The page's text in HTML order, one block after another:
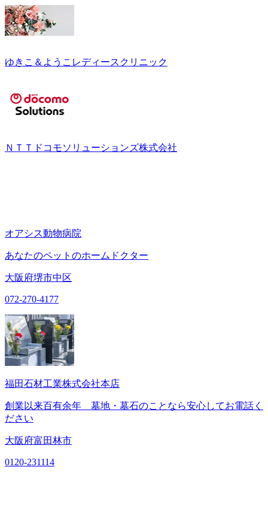
ゆきこ＆ようこレディースクリニック
ＮＴＴドコモソリューションズ株式会社
オアシス動物病院
あなたのペットのホームドクター
大阪府堺市中区
072-270-4177
福田石材工業株式会社本店
創業以来百有余年 墓地・墓石のことなら安心してお電話く
ださい
大阪府富田林市
0120-231114